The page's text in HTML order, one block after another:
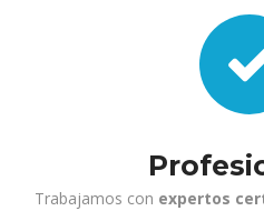
Trabajamos con expertos